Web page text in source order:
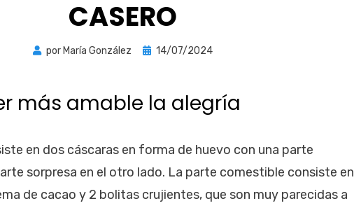
CASERO
por María González
Publicada
14/07/2024
más amable la alegría
en dos cáscaras en forma de huevo con una parte
sorpresa en el otro lado. La parte comestible consiste en
de cacao y 2 bolitas crujientes, que son muy parecidas a